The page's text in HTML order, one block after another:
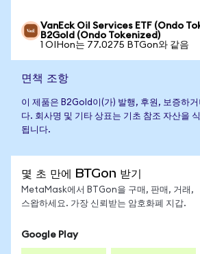
VanEck Oil Services ETF (Ondo
B2Gold (Ondo Tokenized)
1 OIHon는 77.0275 BTGon와 같음
면책 조항
이 제품은 B2Gold이(가) 발행, 후원, 보증하거
다. 회사명 및 기타 상표는 기초 참조 자산을
됩니다.
몇 초 만에 BTGon 받기
MetaMask에서 BTGon을 구매, 판매, 거래,
스왑하세요. 가장 신뢰받는 암호화폐 지갑.
Google Play